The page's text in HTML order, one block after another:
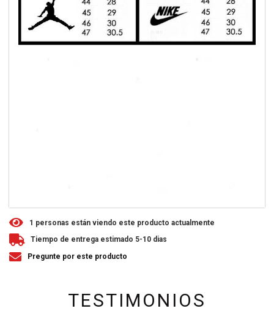
1 personas están viendo este producto actualmente
Tiempo de entrega estimado 5-10 dias
Pregunte por este producto
TESTIMONIOS